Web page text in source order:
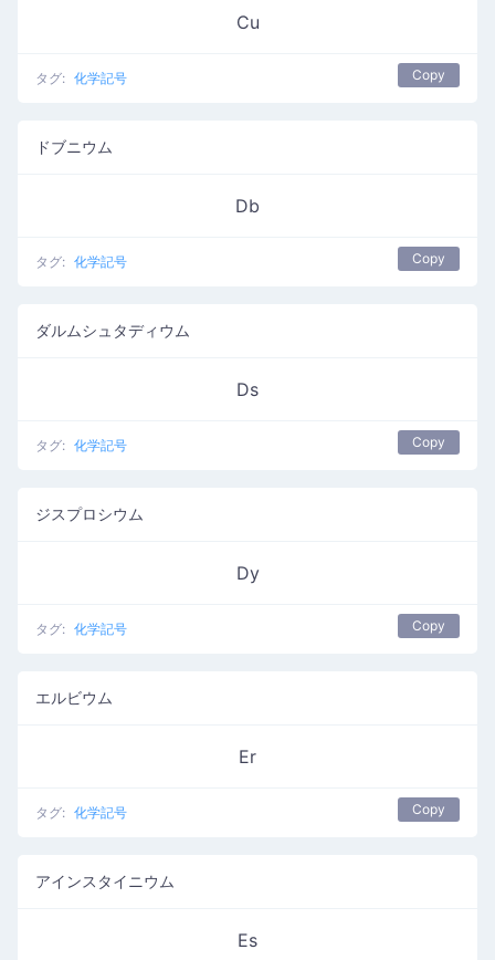
Cu
タグ: 化学記号 Copy
ドブニウム
Db
タグ: 化学記号 Copy
ダルムシュタディウム
Ds
タグ: 化学記号 Copy
ジスプロシウム
Dy
タグ: 化学記号 Copy
エルビウム
Er
タグ: 化学記号 Copy
アインスタイニウム
Es